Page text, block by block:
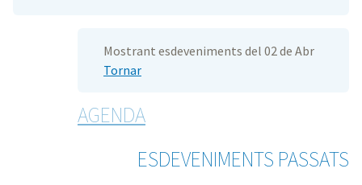
Mostrant esdeveniments del 02 de Abr
Tornar
AGENDA
ESDEVENIMENTS PASSATS